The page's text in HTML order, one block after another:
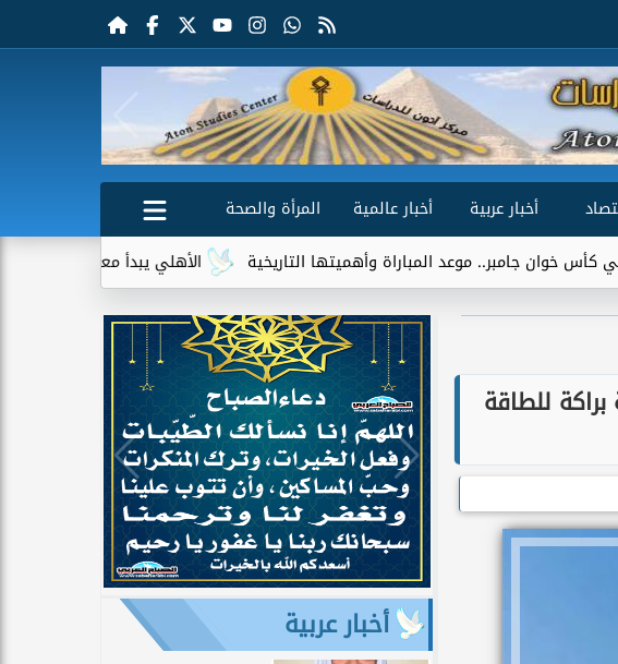
أخبار عربية أخبار عالمية
المرأة والصحة
الأهلي يبدأ معسكر إسبانيا استعدادًا
موعد المباراة وأهميتها التاريخية
للطاقة
أخبار عربية